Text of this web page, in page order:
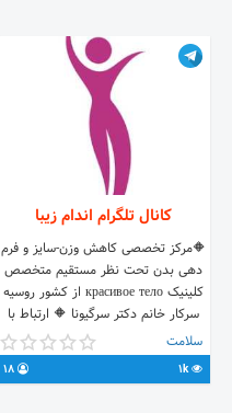
کانال تلگرام اندام زیبا
🔶مرکز تخصصی کاهش وزن-سایز و فرم
دهی بدن تحت نظر مستقیم متخصص
کلینیک красивое тело از کشور روسیه
سرکار خانم دکتر سرگیونا 🔶 ارتباط با
متخصصین : 🆔 @drkeramatmahsa
🆔 @mvarasteh جهت خرید پکیج و
تشکیل پرونده : 🆔 @zahranajafie
سلامت
1k